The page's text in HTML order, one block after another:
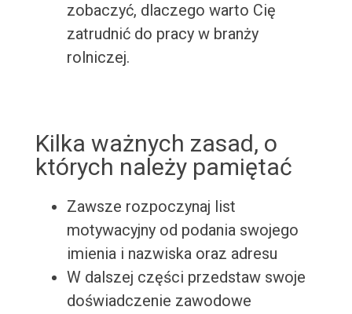
zobaczyć, dlaczego warto Cię
zatrudnić do pracy w branży
rolniczej.
Kilka ważnych zasad, o
których należy pamiętać
Zawsze rozpoczynaj list
motywacyjny od podania swojego
imienia i nazwiska oraz adresu
W dalszej części przedstaw swoje
doświadczenie zawodowe